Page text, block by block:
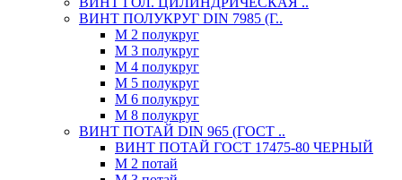
ВИНТ ПОЛУКРУГ DIN 7985 (Г..
М 2 полукруг
М 3 полукруг
М 4 полукруг
М 5 полукруг
М 6 полукруг
М 8 полукруг
ВИНТ ПОТАЙ DIN 965 (ГОСТ ..
ВИНТ ПОТАЙ ГОСТ 17475-80 ЧЕРНЫЙ
М 2 потай